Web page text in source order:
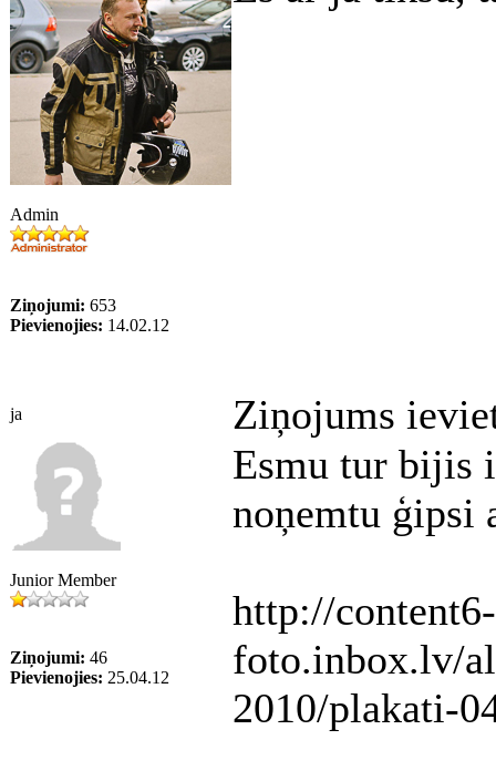
Admin
Ziņojumi: 653
Pievienojies: 14.02.12
ja Ziņojums
Junior Member
Ziņojumi: 46
Pievienojies: 25.04.12
Esmu tur bijis
noņemtu ģipsi
http://content6-
foto.inbox.lv/
2010/plakati-